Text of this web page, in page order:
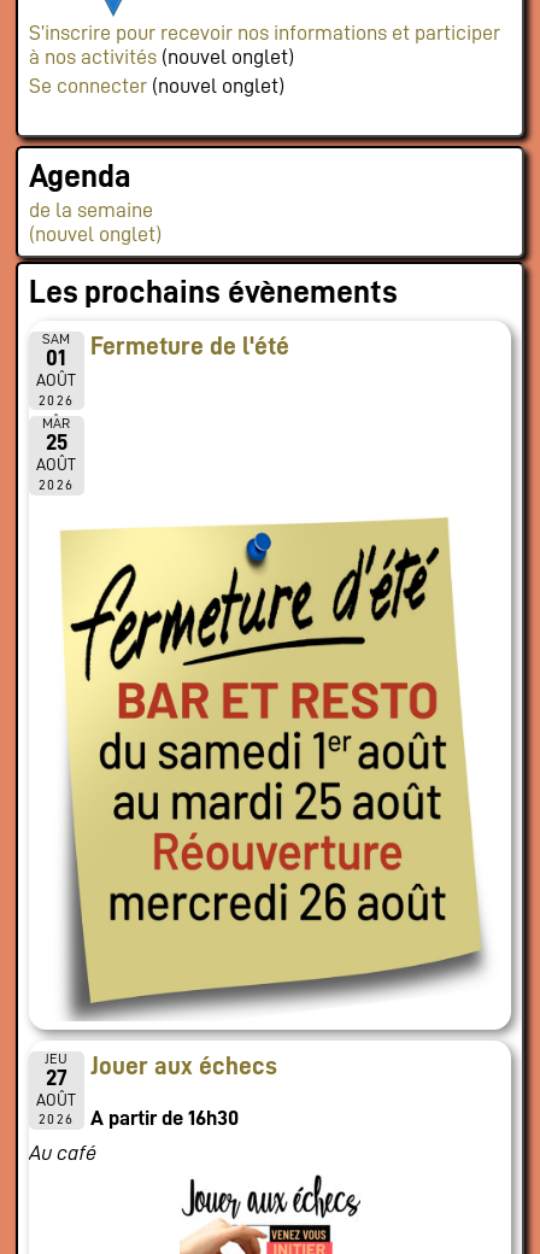
S’inscrire pour recevoir nos informations et participer
à nos activités(nouvel onglet)
Se connecter(nouvel onglet)
Agenda
de la semaine
(nouvel onglet)
Les prochains évènements
SAM
01
AOÛT
2026
MAR
25
AOÛT
2026
Fermeture de l'été
JEU
27
AOÛT
2026
Jouer aux échecs
A partir de 16h30
Au café